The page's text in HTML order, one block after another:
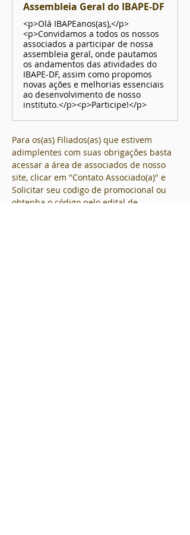
Assembleia Geral do IBAPE-DF
<p>Olá IBAPEanos(as),</p>
<p>Convidamos a todos os nossos
associados a participar de nossa
assembleia geral, onde pautamos
os andamentos das atividades do
IBAPE-DF, assim como propomos
novas ações e melhorias essenciais
ao desenvolvimento de nosso
instituto.</p><p>Participe!</p>
Para os(as) Filiados(as) que estivem
adimplentes com suas obrigações basta
acessar a área de associados de nosso
site, clicar em "Contato Associado(a)" e
Solicitar seu codigo de promocional ou
obtenha o código pelo edital de